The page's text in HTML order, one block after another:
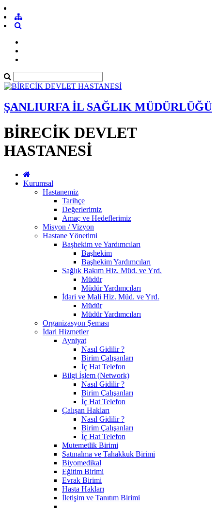
ŞANLIURFA İL SAĞLIK MÜDÜRLÜĞÜ
BİRECİK DEVLET
HASTANESİ
Kurumsal
Hastanemiz
Tarihçe
Değerlerimiz
Amaç ve Hedeflerimiz
Misyon / Vizyon
Hastane Yönetimi
Başhekim ve Yardımcıları
Başhekim
Başhekim Yardımcıları
Sağlık Bakım Hiz. Müd. ve Yrd.
Müdür
Müdür Yardımcıları
İdari ve Mali Hiz. Müd. ve Yrd.
Müdür
Müdür Yardımcıları
Organizasyon Şeması
İdari Hizmetler
Ayniyat
Nasıl Gidilir ?
Birim Çalışanları
İç Hat Telefon
Bilgi İşlem (Network)
Nasıl Gidilir ?
Birim Çalışanları
İç Hat Telefon
Çalışan Hakları
Nasıl Gidilir ?
Birim Çalışanları
İç Hat Telefon
Mutemetlik Birimi
Satınalma ve Tahakkuk Birimi
Biyomedikal
Eğitim Birimi
Evrak Birimi
Hasta Hakları
İletişim ve Tanıtım Birimi